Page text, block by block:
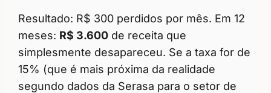
Resultado: R$ 300 perdidos por mês. Em 12
meses: R$ 3.600 de receita que
simplesmente desapareceu. Se a taxa for de
15% (que é mais próxima da realidade
segundo dados da Serasa para o setor de